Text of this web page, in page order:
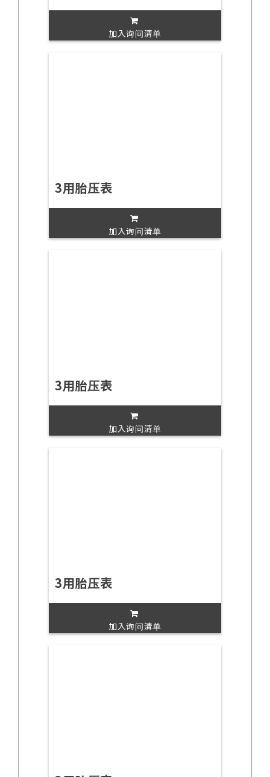
加入询问清单
3用胎压表
加入询问清单
3用胎压表
加入询问清单
3用胎压表
加入询问清单